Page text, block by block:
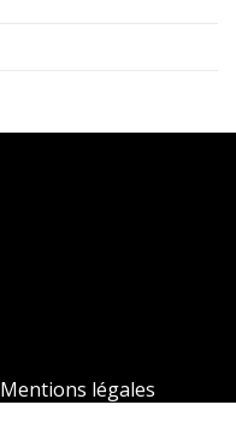
Mentions légales